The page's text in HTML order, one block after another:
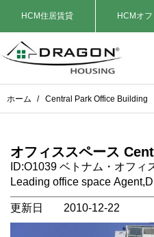
HCM住居賃貸 HCMオ
ホーム / Central Park Office Building
更新日 2010-12-22
オフィススペース
Building, Nguyen Du
ベトナム
ID:O1039 ベトナム・オフィススペースレンタル -Vietnam
Leading office space
Parkオフィスビルディング 場所：ホーチミン市1
区。 Nguyen Du st. タイプ：オフィススペース 契約期間：
2年以上 家賃に含まれるもの：Ｖ